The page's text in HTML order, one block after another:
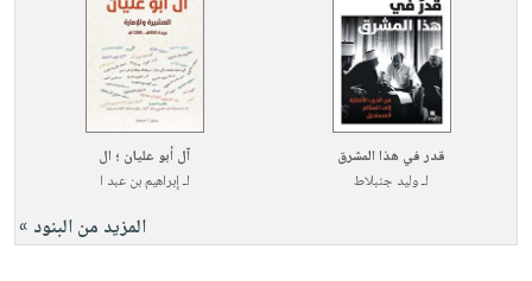
قدر في هذا المشرق
لـوليد جنبلاط
آل أبو عليان ؛ ال
لـإبراهيم بن عبد ا
المزيد من البنود »